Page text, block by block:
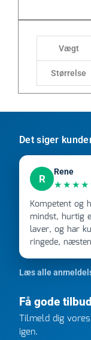
Vægt
Størrelse
Det siger
R
Rene
Kompetent og hurtig
mindst, hurtig
laver, og har
ringede,
kunne levere
kunne
ringede
efter kl 6.45!
gang jeg skal
FØRST.
Læs alle
Få gode
Tilmeld dig
igen.